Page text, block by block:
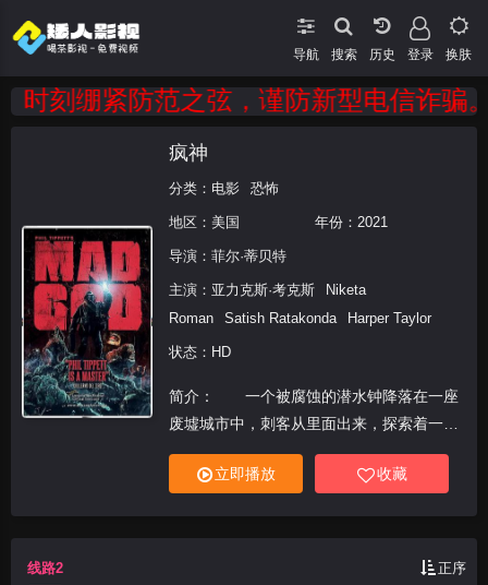
导航 搜索 登录 换肤
刻绷紧防范之弦，谨防新型电信诈
疯神
分类： 电影 恐怖
地区： 美国 年份： 2021
导演： 菲尔·蒂贝特
主演： 亚力克斯·考克斯
Niketa
Roman
Satish Ratakonda Harper Taylor
状态：HD
简介： 一个被腐蚀的潜水钟降落在一座
废墟城市中，刺客从里面出来，探索着一个
由怪异居民居住的迷宫般的奇特景观。
立即播放
收藏
线路2 正序